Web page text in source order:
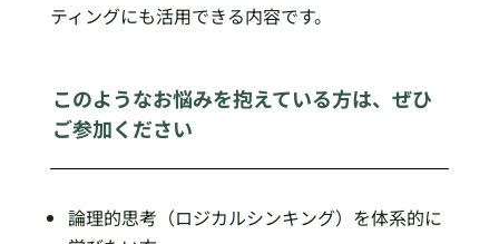
ティングにも活用できる内容です。
このようなお悩みを抱えている方は、ぜひ
ご参加ください
論理的思考（ロジカルシンキング）を体系的に